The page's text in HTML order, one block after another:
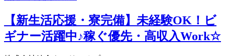
【新生活応援・寮完備】未経験OK！ビ
ギナー活躍中♪稼ぐ優先・高収入Work☆